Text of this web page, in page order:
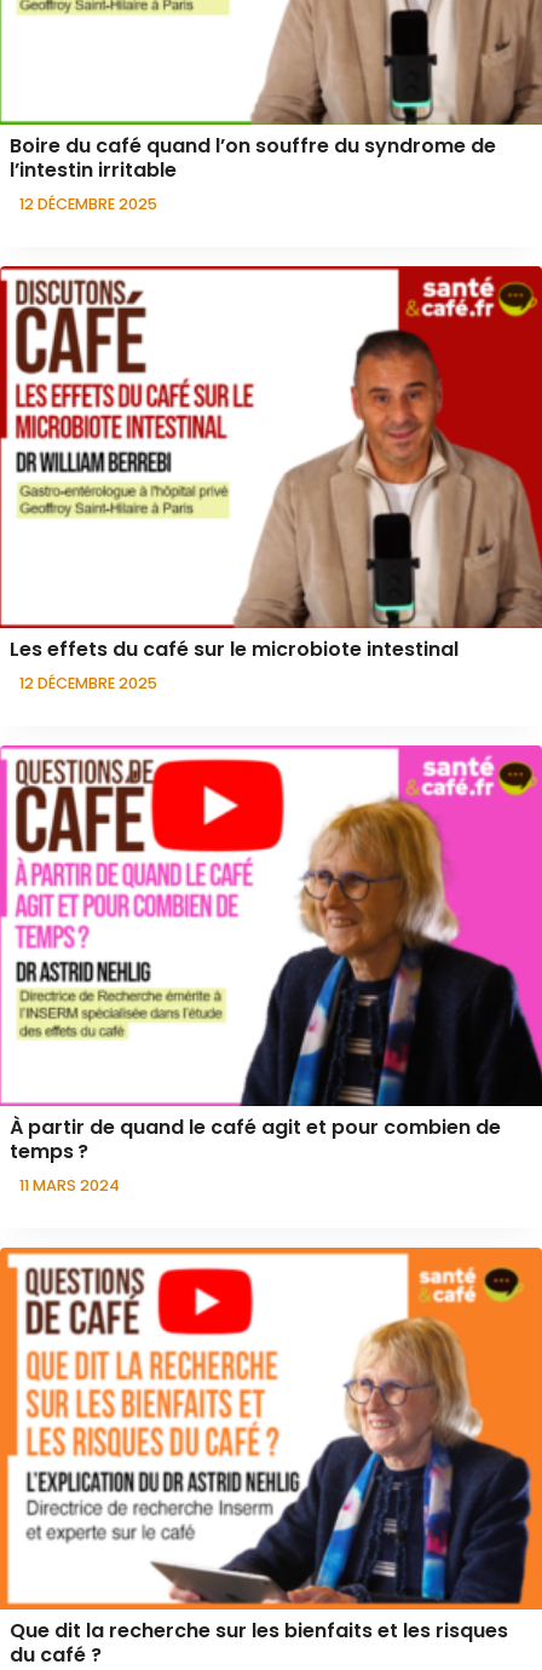
Boire du café quand l’on souffre du syndrome de
l’intestin irritable
12 DÉCEMBRE 2025
Les effets du café sur le microbiote intestinal
12 DÉCEMBRE 2025
À partir de quand le café agit et pour combien de
temps ?
11 MARS 2024
Que dit la recherche sur les bienfaits et les risques
du café ?